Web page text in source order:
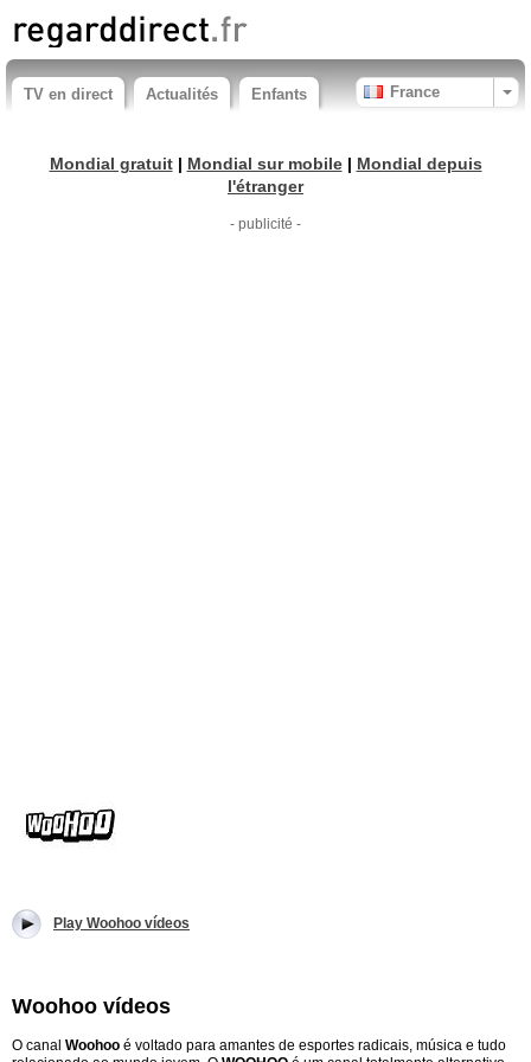
TV en direct Actualités Enfants France
Mondial gratuit| Mondial sur mobile| Mondial depuis
l'étranger
- publicité -
Play Woohoo vídeos
Woohoo vídeos
O canal Woohoo é voltado para amantes de esportes radicais, música e tudo